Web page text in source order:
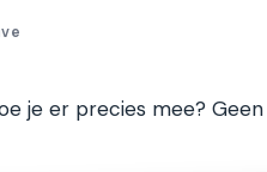
je er precies mee?